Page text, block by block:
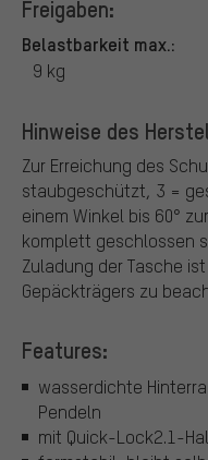
Freigaben:
Belastbarkeit max.:
9 kg
Hinweise des
Zur Erreichung des
staubgeschützt, 3 =
einem Winkel bis 60°
komplett geschlossen
Zuladung der Tasche
Gepäckträgers zu
Features:
wasserdichte
Pendeln
mit Quick-Lock2.1-